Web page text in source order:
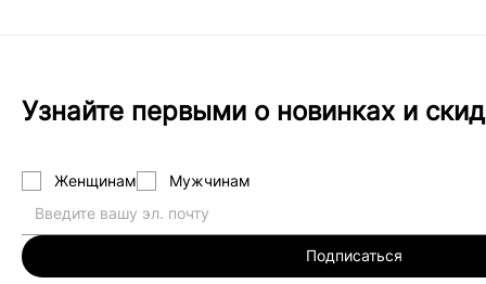
Узнайте первыми о новинках и
Женщинам Мужчинам
Подписаться